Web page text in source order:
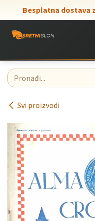
Skip to Content
Besplatna dostava
Svi proizvodi